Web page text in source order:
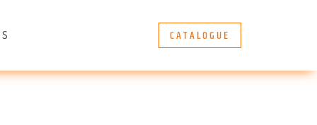
CATALOGUE